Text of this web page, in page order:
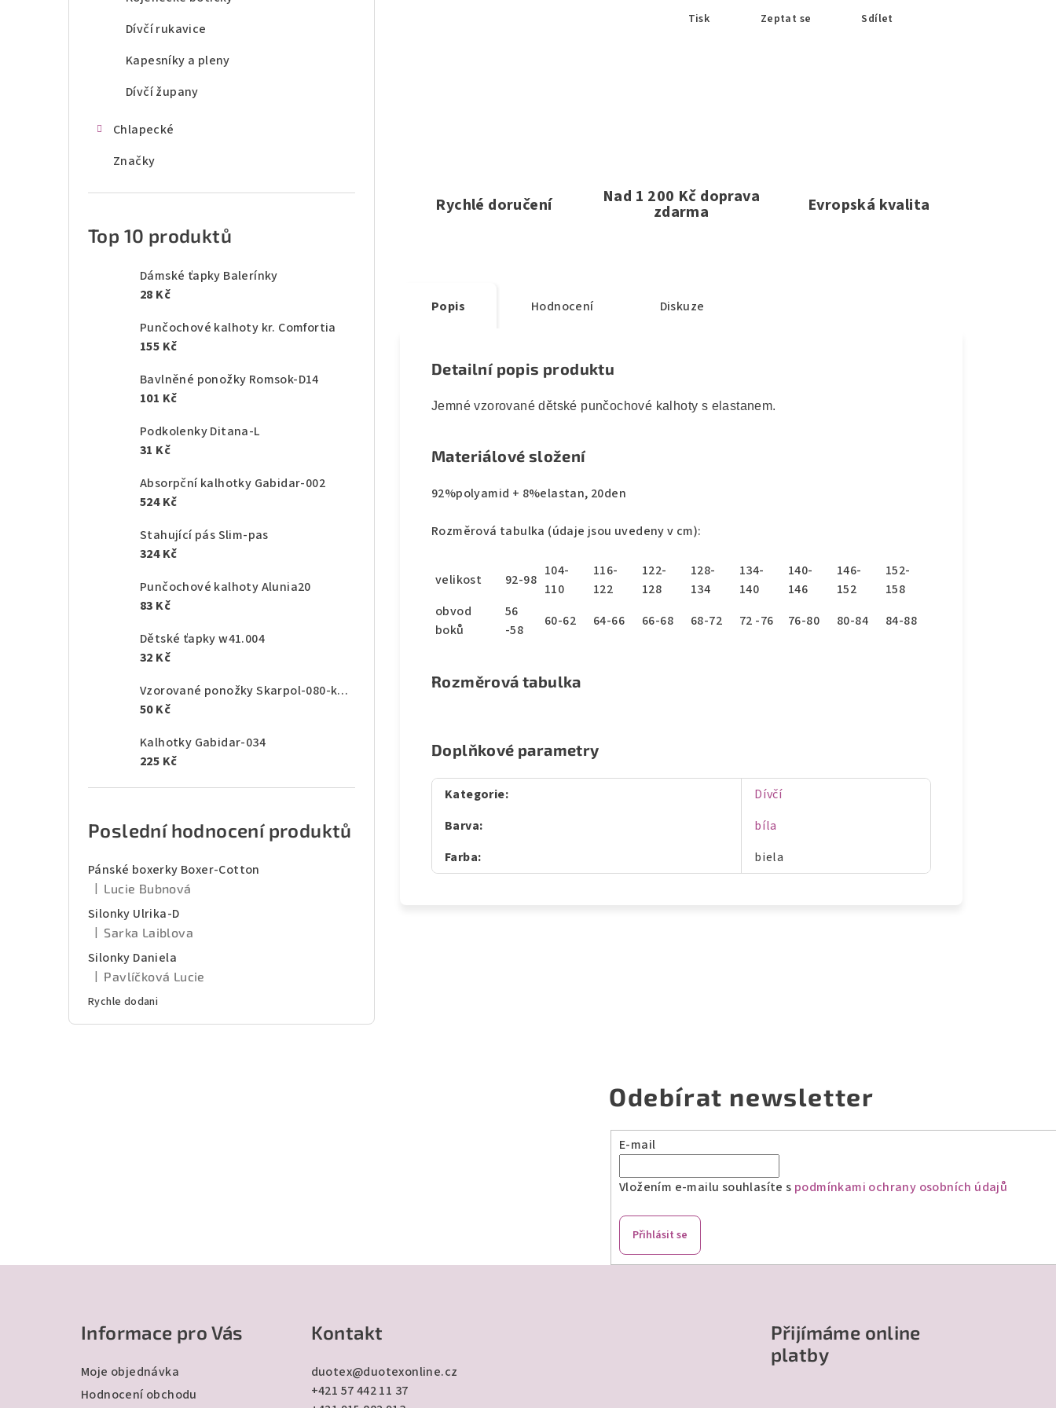
Dívčí rukavice
Kapesníky a pleny
Dívčí župany
Chlapecké
Značky
Top 10 produktů
Dámské ťapky Balerínky
28 Kč
Punčochové kalhoty kr. Comfortia
155 Kč
Bavlněné ponožky Romsok-D14
101 Kč
Podkolenky Ditana-L
31 Kč
Absorpční kalhotky Gabidar-002
524 Kč
Stahující pás Slim-pas
324 Kč
Punčochové kalhoty Alunia20
83 Kč
Dětské ťapky w41.004
32 Kč
Vzorované ponožky Skarpol-080-kaktus
50 Kč
Kalhotky Gabidar-034
225 Kč
Poslední hodnocení produktů
Pánské boxerky Boxer-Cotton
Hodnocení produktu je 5 z 5 hvězdiček.
Lucie Bubnová
Silonky Ulrika-D
Hodnocení produktu je 5 z 5 hvězdiček.
Sarka Laiblova
Silonky Daniela
Hodnocení produktu je 5 z 5 hvězdiček.
Pavlíčková Lucie
Rychle dodani
Tisk Zeptat se Sdílet
Rychlé doručení Nad 1 200 Kč doprava
zdarma Evropská kvalita
Popis Hodnocení Diskuze
Detailní popis produktu
Jemné vzorované dětské punčochové kalhoty s elastanem.
Materiálové složení
92%polyamid + 8%elastan, 20den
Rozměrová tabulka (údaje jsou uvedeny v cm):
velikost 92-98
104-
110
116-
122
122-
128
128-
134
134-
140
140-
146
146-
152
152-
158
obvod
boků
56
-58
60-62 64-66 66-68 68-72 72 -76 76-80 80-84 84-88
Rozměrová tabulka
Doplňkové parametry
Kategorie:
Dívčí
Barva:
bíla
Farba: biela
Odebírat newsletter
E-mail
Vložením e-mailu souhlasíte s podmínkami ochrany osobních údajů
Přihlásit se
Informace pro Vás
Moje objednávka
Hodnocení obchodu
Kontakt
duotex@duotexonline.cz
+421 57 442 11 37
Přijímáme online
platby